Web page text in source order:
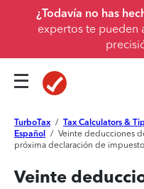
¿Todavía no has
expertos te pueden
TurboTax / Tax Calculators &
Español
/ Veinte deducciones
próxima declaración de
Veinte